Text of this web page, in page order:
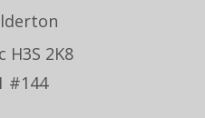
H3S 2K8
#144